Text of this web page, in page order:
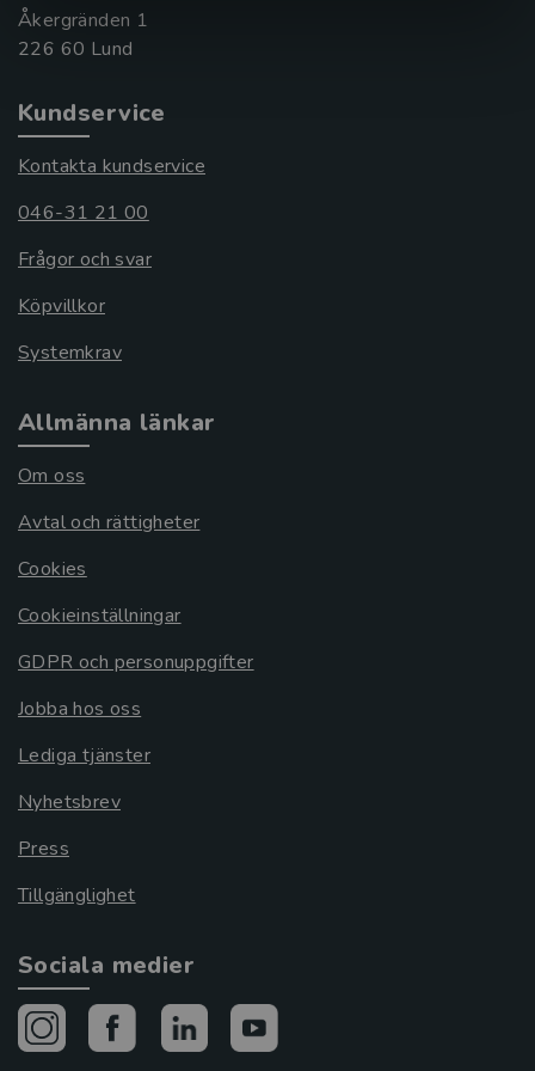
Åkergränden 1
Kundservice
Kontakta kundservice
046-31 21 00
Frågor och svar
Köpvillkor
Systemkrav
Allmänna länkar
Om oss
Avtal och rättigheter
Cookies
Cookieinställningar
GDPR och personuppgifter
Jobba hos oss
Lediga tjänster
Nyhetsbrev
Press
Tillgänglighet
Sociala medier